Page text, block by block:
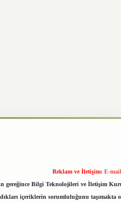
Reklam ve İletişim: E-
gereğince Bilgi Teknolojileri ve İletişim
içeriklerin sorumluluğunu